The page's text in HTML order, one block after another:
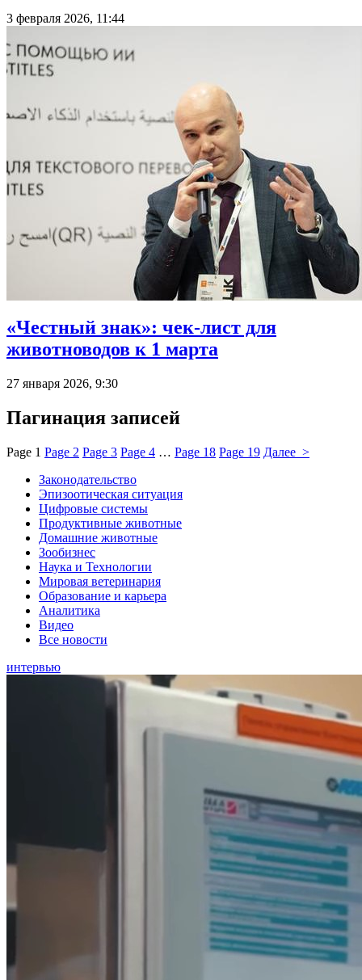
3 февраля 2026, 11:44
«Честный знак»: чек-лист для
животноводов к 1 марта
27 января 2026, 9:30
Пагинация записей
Page 1 Page 2 Page 3 Page 4 … Page 18 Page 19 Далее >
Законодательство
Эпизоотическая ситуация
Цифровые системы
Продуктивные животные
Домашние животные
Зообизнес
Наука и Технологии
Мировая ветеринария
Образование и карьера
Аналитика
Видео
Все новости
интервью